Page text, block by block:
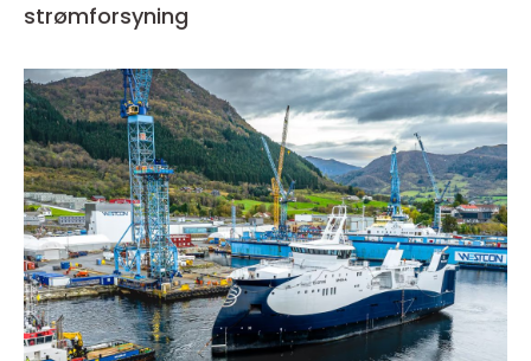
strømforsyning